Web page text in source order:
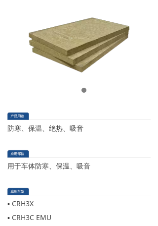
防寒、保温、绝热、吸音
用于车体防寒、保温、吸音
▪ CRH3X
▪ CRH3C EMU